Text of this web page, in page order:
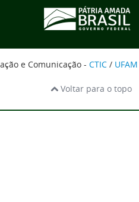
e Comunicação - CTIC / UFAM
Voltar para o topo